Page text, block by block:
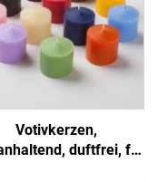
Votivkerzen,
duftfrei, für